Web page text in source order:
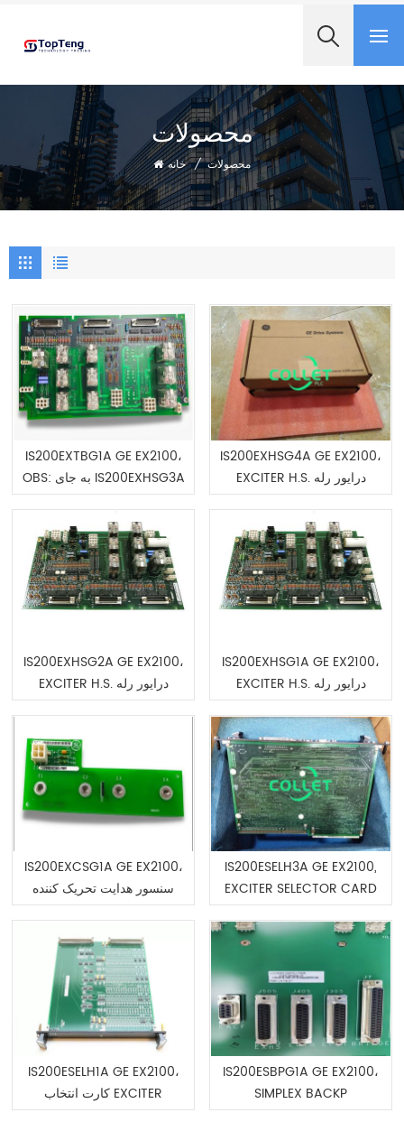
محصولات
خانه / محصولات
IS200EXTBG1A GE EX2100،
OBS: به جای IS200EXHSG3A
سفارش دهید
IS200EXHSG4A GE EX2100،
EXCITER H.S. درایور رله
IS200EXHSG2A GE EX2100،
EXCITER H.S. درایور رله
IS200EXHSG1A GE EX2100،
EXCITER H.S. درایور رله
IS200EXCSG1A GE EX2100،
سنسور هدایت تحریک کننده
IS200ESELH3A GE EX2100,
EXCITER SELECTOR CARD
IS200ESELH1A GE EX2100،
کارت انتخاب EXCITER
IS200ESBPG1A GE EX2100،
SIMPLEX BACKP